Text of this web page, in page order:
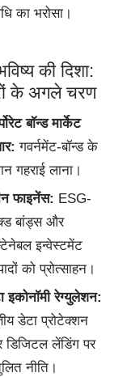
का भरोसा।
की दिशा:
के अगले चरण
बॉन्ड मार्केट
गवर्नमेंट-बॉन्ड के
गहराई लाना।
फाइनेंस: ESG-
बांड्स और
इन्वेस्टमेंट
को प्रोत्साहन।
इकोनॉमी रेग्युलेशन:
डेटा प्रोटेक्शन
लेंडिंग पर
नीति।